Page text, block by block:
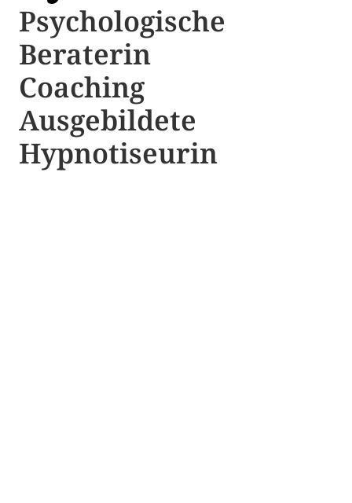
Psychologische ​​
Beraterin
Coaching
Ausgebildete​ ​
Hypnotiseurin